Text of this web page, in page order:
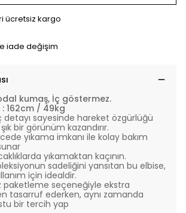
ücretsiz kargo
iade değişim
kumaş, İç göstermez.
162cm / 49kg
detayı sayesinde hareket özgürlüğü
bir görünüm kazandırır.
yıkama imkanı ile kolay bakım
yıkamaktan kaçının.
sadeliğini yansıtan bu elbise,
için idealdir.
paketleme seçeneğiyle ekstra
tasarruf ederken, aynı zamanda
bir tercih yap